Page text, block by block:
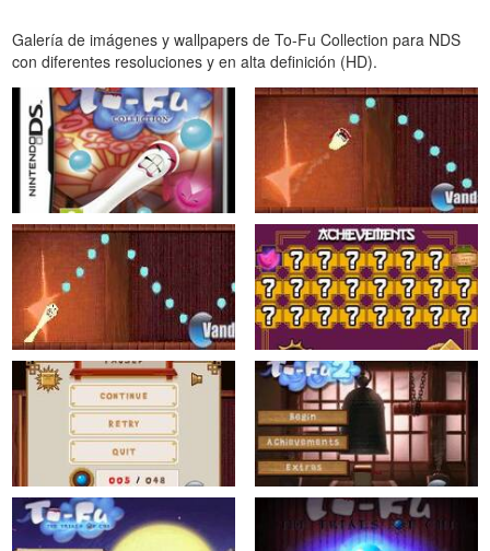
Galería de imágenes y wallpapers de To-Fu Collection para NDS
con diferentes resoluciones y en alta definición (HD).